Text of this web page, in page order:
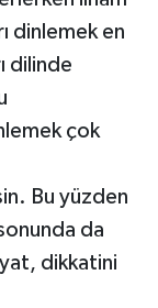
dinlemek en
dilinde
çok
Bu yüzden
da
dikkatini